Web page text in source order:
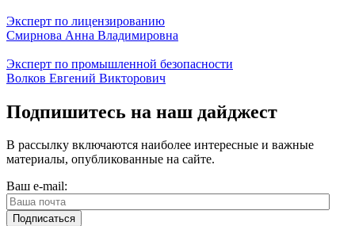
Эксперт по лицензированию
Смирнова Анна Владимировна
Эксперт по промышленной безопасности
Волков Евгений Викторович
Подпишитесь на наш дайджест
В рассылку включаются наиболее интересные и важные
материалы, опубликованные на сайте.
Ваш e-mail: